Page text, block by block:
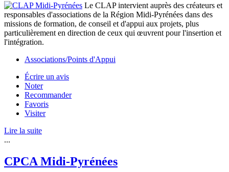
Le CLAP intervient auprès des créateurs et
responsables d'associations de la Région Midi-Pyrénées dans des
missions de formation, de conseil et d'appui aux projets, plus
particulièrement en direction de ceux qui œuvrent pour l'insertion et
l'intégration.
Associations/Points d'Appui
Écrire un avis
Noter
Recommander
Favoris
Visiter
Lire la suite
...
CPCA Midi-Pyrénées